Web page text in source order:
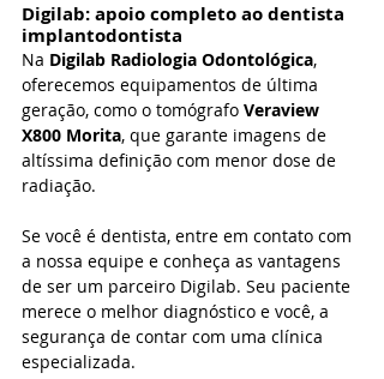
Digilab: apoio completo ao dentista
implantodontista
Na Digilab Radiologia Odontológica,
oferecemos equipamentos de última
geração, como o tomógrafo Veraview
X800 Morita, que garante imagens de
altíssima definição com menor dose de
radiação.
Se você é dentista, entre em contato com
a nossa equipe e conheça as vantagens
de ser um parceiro Digilab. Seu paciente
merece o melhor diagnóstico e você, a
segurança de contar com uma clínica
especializada.